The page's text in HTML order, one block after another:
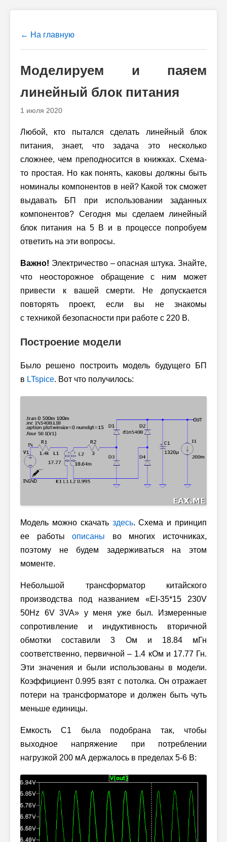
← На главную
Моделируем и паяем
линейный блок питания
1 июля 2020
Любой, кто пытался сделать линейный блок
питания, знает, что задача это несколько
сложнее, чем преподносится в книжках. Схема-
то простая. Но как понять, каковы должны быть
номиналы компонентов в ней? Какой ток сможет
выдавать БП при использовании заданных
компонентов? Сегодня мы сделаем линейный
блок питания на 5 В и в процессе попробуем
ответить на эти вопросы.
Важно! Электричество – опасная штука. Знайте,
что неосторожное обращение с ним может
привести к вашей смерти. Не допускается
повторять проект, если вы не знакомы
с техникой безопасности при работе с 220 В.
Построение модели
Было решено построить модель будущего БП
в LTspice. Вот что получилось:
Модель можно скачать здесь. Схема и принцип
ее работыописаны во многих источниках,
поэтому не будем задерживаться на этом
моменте.
Небольшой трансформатор китайского
производства под названием «EI-35*15 230V
50Hz 6V 3VA» у меня уже был. Измеренные
сопротивление и индуктивность вторичной
обмотки составили 3 Ом и 18.84 мГн
соответственно, первичной – 1.4 кОм и 17.77 Гн.
Эти значения и были использованы в модели.
Коэффициент 0.995 взят с потолка. Он отражает
потери на трансформаторе и должен быть чуть
меньше единицы.
Емкость C1 была подобрана так, чтобы
выходное напряжение при потреблении
нагрузкой 200 мА держалось в пределах 5-6 В: